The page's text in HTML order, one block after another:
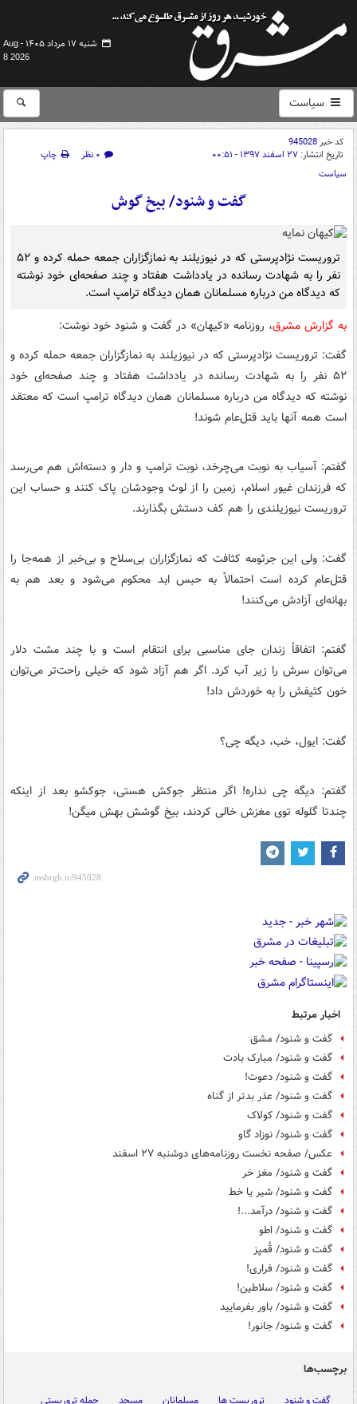
شنبه ۱۷ مرداد ۱۴۰۵ -
Aug
8 2026
سیاست
کد خبر945028
تاریخ انتشار: ۲۷ اسفند ۱۳۹۷ - ۰۰:۵۱ ۰ نظر
چاپ
سیاست
گفت و شنود/ بیخ گوش
تروریست نژادپرستی که در نیوزیلند به نمازگزاران جمعه حمله کرده و ۵۲
نفر را به شهادت رسانده در یادداشت هفتاد و چند صفحه‌ای خود نوشته
که دیدگاه من درباره مسلمانان همان دیدگاه ترامپ است.
به گزارش مشرق، روزنامه «کیهان» در گفت و شنود خود نوشت:
گفت: تروریست نژادپرستی که در نیوزیلند به نمازگزاران جمعه حمله کرده و
۵۲ نفر را به شهادت رسانده در یادداشت هفتاد و چند صفحه‌ای خود
نوشته که دیدگاه من درباره مسلمانان همان دیدگاه ترامپ است که معتقد
است همه آنها باید قتل‌عام شوند!
گفتم: آسیاب به نوبت می‌چرخد، نوبت ترامپ و دار و دسته‌اش هم می‌رسد
که فرزندان غیور اسلام، زمین را از لوث وجودشان پاک کنند و حساب این
تروریست نیوزیلندی را هم کف دستش بگذارند.
گفت: ولی این جرثومه کثافت که نمازگزاران بی‌سلاح و بی‌خبر از همه‌جا را
قتل‌عام کرده است احتمالاً به حبس ابد محکوم می‌شود و بعد هم به
بهانه‌ای آزادش می‌کنند!
گفتم: اتفاقاً زندان جای مناسبی برای انتقام است و با چند مشت دلار
می‌توان سرش را زیر آب کرد. اگر هم آزاد شود که خیلی راحت‌تر می‌توان
خون کثیفش را به خوردش داد!
گفت: ایول، خب، دیگه چی؟
گفتم: دیگه چی نداره! اگر منتظر جوکش هستی، جوکشو بعد از اینکه
چندتا گلوله توی مغزش خالی کردند، بیخ گوشش بهش میگن!
اخبار مرتبط
گفت و شنود/ مشق
گفت و شنود/ مبارک بادت
گفت و شنود/ دعوت!
گفت و شنود/ عذر بدتر از گناه
گفت و شنود/ کولاک
گفت و شنود/ نوزاد گاو
عکس/ صفحه نخست روزنامه‌های دوشنبه ۲۷ اسفند
گفت و شنود/ مغز خر
گفت و شنود/ شیر یا خط
گفت و شنود/ درآمد...!
گفت و شنود/ اطو
گفت و شنود/ قُمپز
گفت و شنود/ فراری!
گفت و شنود/ سلاطین!
گفت و شنود/ باور بفرمایید
گفت و شنود/ جانور!
برچسب‌ها
گفت و شنود تروریست ها مسلمانان مسجد
حمله تروریستی